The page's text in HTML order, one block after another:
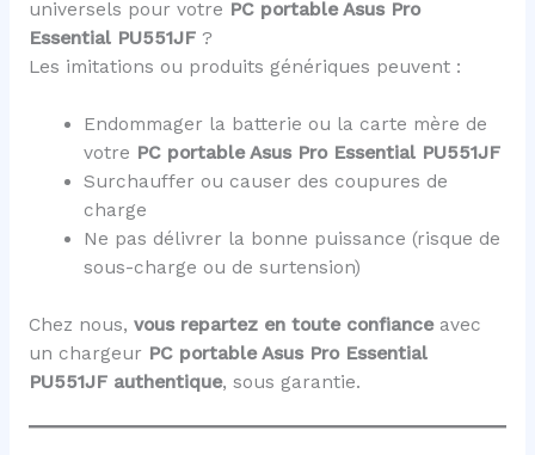
universels pour votre PC portable Asus Pro
Essential PU551JF?
Les imitations ou produits génériques peuvent :
Endommager la batterie ou la carte mère de
votre PC portable Asus Pro Essential PU551JF
Surchauffer ou causer des coupures de
charge
Ne pas délivrer la bonne puissance (risque de
sous-charge ou de surtension)
Chez nous, vous repartez en toute confianceavec
un chargeur PC portable Asus Pro Essential
PU551JF authentique, sous garantie.